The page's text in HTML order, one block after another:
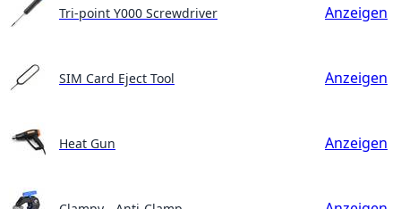
Tri-point Y000 Screwdriver Anzeigen
SIM Card Eject Tool Anzeigen
Heat Gun Anzeigen